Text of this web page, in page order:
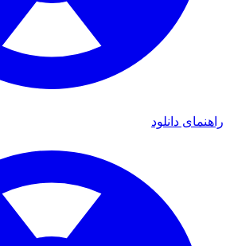
دانلود